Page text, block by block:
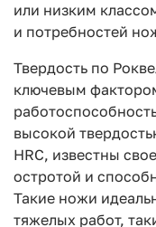
или низким
и потребностей
Твердость по
ключевым
высокой
HRC, известны
остротой и
Такие ножи
тяжелых работ,